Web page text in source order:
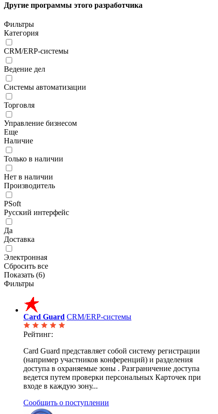
Другие программы этого разработчика
Фильтры
Категория
CRM/ERP-системы
Ведение дел
Системы автоматизации
Торговля
Управление бизнесом
Еще
Наличие
Только в наличии
Нет в наличии
Производитель
PSoft
Русский интерфейс
Да
Доставка
Электронная
Сбросить все
Показать (6)
Фильтры
Card Guard CRM/ERP-системы
Рейтинг:
Card Guard представляет собой систему регистрации
(например участников конференций) и разделения
доступа в охраняемые зоны . Разграничение доступа
ведется путем проверки персональных Карточек при
входе в каждую зону...
Сообщить о поступлении